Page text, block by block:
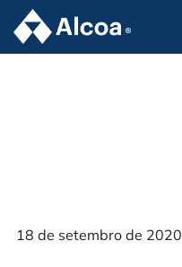
18 de setembro de 2020